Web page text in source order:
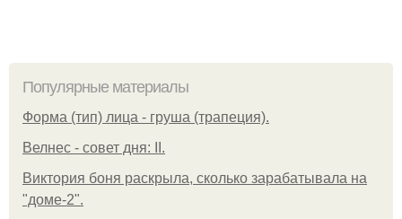
Популярные материалы
Форма (тип) лица - груша (трапеция).
Велнес - совет дня: II.
Виктория боня раскрыла, сколько зарабатывала на
"доме-2".